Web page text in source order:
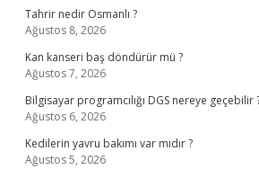
Tahrir nedir Osmanlı ?
Ağustos 8, 2026
Kan kanseri baş döndürür mü ?
Ağustos 7, 2026
Bilgisayar programcılığı DGS nereye geçebilir
Ağustos 6, 2026
Kedilerin yavru bakımı var mıdır ?
Ağustos 5, 2026